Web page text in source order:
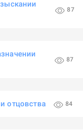
87
87
отцовства 84